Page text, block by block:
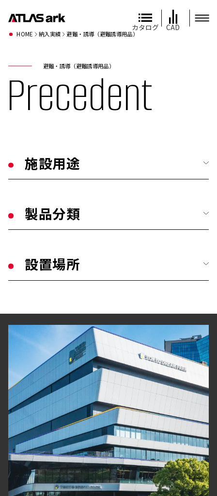
カタログ CAD
避難・誘導（避難誘導用品）
Precedent
HOME 納入実績 避難・誘導（避難誘導用品）
施設用途
公共・文化施設
学校・教育施設
医療施設
福祉・高齢者施設
宿泊・観光施設
商業・オフィス施設
物流・産業施設
その他
製品分類
手摺り・壁面ガード
衝撃吸収材・保護材
階段ノンスリップ
歩行用誘導鋲・点字鋲
避難・誘導
グレーチング・溝蓋
設置場所
玄関・エントランス
客室・居室
廊下
階段
浴室
内壁・バックヤード